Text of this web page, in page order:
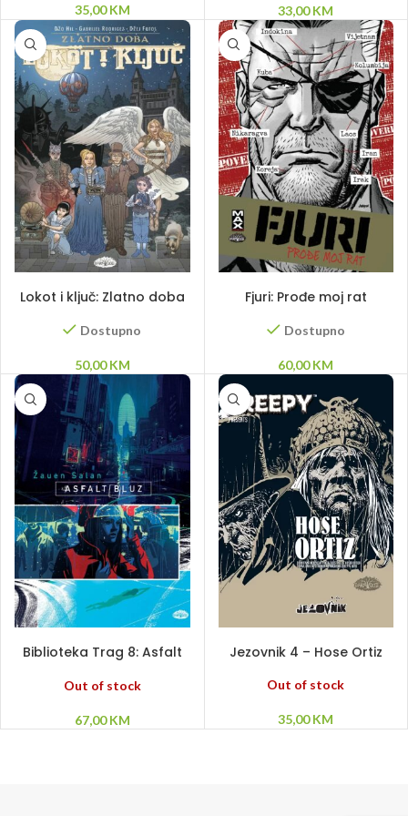
35,00KM 33,00KM
Lokot i ključ: Zlatno doba
Dostupno
50,00KM
Fjuri: Prođe moj rat
Dostupno
60,00KM
Biblioteka Trag 8: Asfalt
Out of stock
67,00KM
Jezovnik 4 – Hose Ortiz
Out of stock
35,00KM